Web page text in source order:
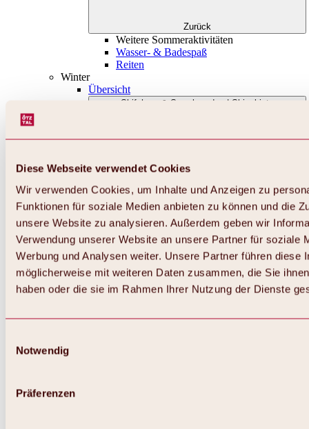
Diese Webseite verwendet Cookies
Wir verwenden Cookies, um Inhalte und Anzeigen zu
Funktionen für soziale Medien anbieten zu können und die
unsere Website zu analysieren. Außerdem geben wir
Verwendung unserer Website an unsere Partner für soziale
Werbung und Analysen weiter. Unsere Partner führen diese
möglicherweise mit weiteren Daten zusammen, die Sie
haben oder die sie im Rahmen Ihrer Nutzung der Dienste
Notwendig
Präferenzen
Zurück
Weitere Sommeraktivitäten
Wasser- & Badespaß
Reiten
Winter
Übersicht
Skifahren & Snowboarden | Skigebiete